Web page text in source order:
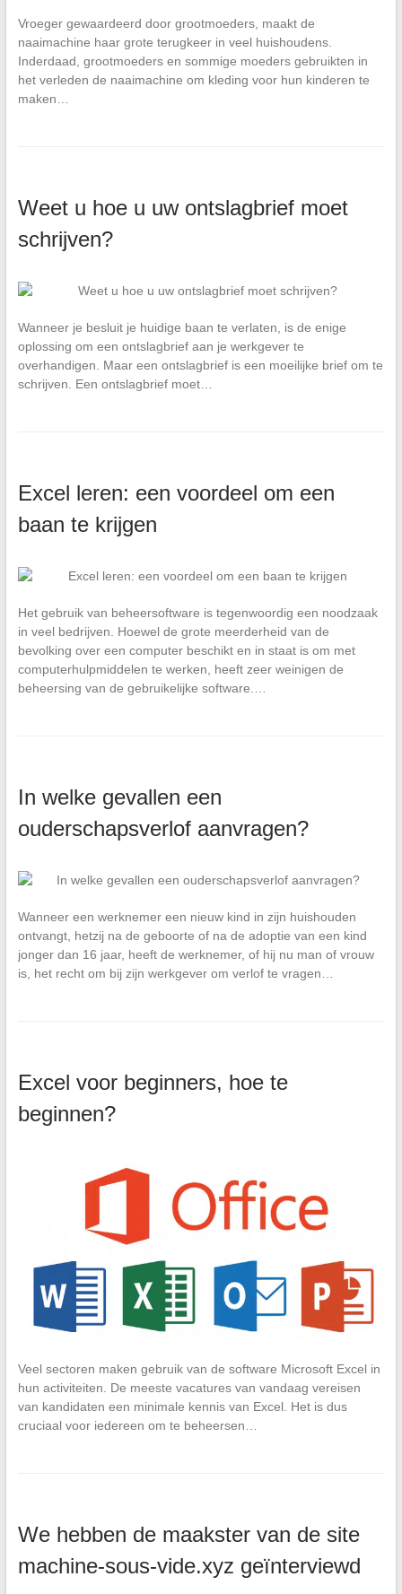
Vroeger gewaardeerd door grootmoeders, maakt de
naaimachine haar grote terugkeer in veel huishoudens.
Inderdaad, grootmoeders en sommige moeders gebruikten in
het verleden de naaimachine om kleding voor hun kinderen te
maken…
Weet u hoe u uw ontslagbrief moet
schrijven?
Wanneer je besluit je huidige baan te verlaten, is de enige
oplossing om een ontslagbrief aan je werkgever te
overhandigen. Maar een ontslagbrief is een moeilijke brief om te
schrijven. Een ontslagbrief moet…
Excel leren: een voordeel om een
baan te krijgen
Het gebruik van beheersoftware is tegenwoordig een noodzaak
in veel bedrijven. Hoewel de grote meerderheid van de
bevolking over een computer beschikt en in staat is om met
computerhulpmiddelen te werken, heeft zeer weinigen de
beheersing van de gebruikelijke software.…
In welke gevallen een
ouderschapsverlof aanvragen?
Wanneer een werknemer een nieuw kind in zijn huishouden
ontvangt, hetzij na de geboorte of na de adoptie van een kind
jonger dan 16 jaar, heeft de werknemer, of hij nu man of vrouw
is, het recht om bij zijn werkgever om verlof te vragen…
Excel voor beginners, hoe te
beginnen?
Veel sectoren maken gebruik van de software Microsoft Excel in
hun activiteiten. De meeste vacatures van vandaag vereisen
van kandidaten een minimale kennis van Excel. Het is dus
cruciaal voor iedereen om te beheersen…
We hebben de maakster van de site
machine-sous-vide.xyz geïnterviewd